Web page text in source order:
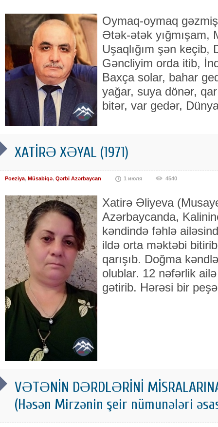
Oymaq-oymaq
Ətək-ətək yığmışam,
Uşaqlığım şən keçib,
Gəncliyim orda itib,
Baxça solar, bahar
yağar, suya dönər,
bitər, var gedər,
XATİRƏ XƏYAL (1971)
Poeziya, Müsabiqə, Qərbi Azərbaycan 1 июля 4540
Xatirə Əliyeva
Azərbaycanda,
kəndində fəhlə
ildə orta məktəbi
qarışıb. Doğma
olublar. 12 nəfərlik
gətirib. Hərəsi bir
VƏTƏNİN DƏRDLƏRİNİ
(Həsən Mirzənin şeir nümunələri